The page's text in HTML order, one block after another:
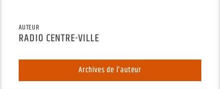
AUTEUR
RADIO CENTRE-VILLE
Archives de l'auteur